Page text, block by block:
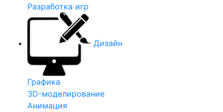
Разработка игр
Дизайн
Графика
3D-моделирование
Анимация